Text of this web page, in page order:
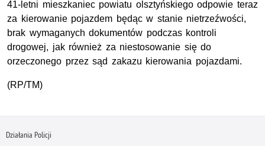
41-letni mieszkaniec powiatu olsztyńskiego odpowie teraz
za kierowanie pojazdem będąc w stanie nietrzeźwości,
brak wymaganych dokumentów podczas kontroli
drogowej, jak również za niestosowanie się do
orzeczonego przez sąd zakazu kierowania pojazdami.
(RP/TM)
Działania Policji